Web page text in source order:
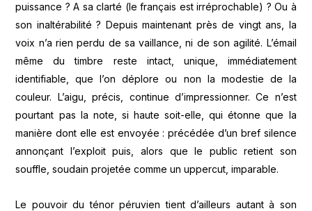
puissance ? A sa clarté (le français est irréprochable) ? Ou à
son inaltérabilité ? Depuis maintenant près de vingt ans, la
voix n’a rien perdu de sa vaillance, ni de son agilité. L’émail
même du timbre reste intact, unique, immédiatement
identifiable, que l’on déplore ou non la modestie de la
couleur. L’aigu, précis, continue d’impressionner. Ce n’est
pourtant pas la note, si haute soit-elle, qui étonne que la
manière dont elle est envoyée : précédée d’un bref silence
annonçant l’exploit puis, alors que le public retient son
souffle, soudain projetée comme un uppercut, imparable.
Le pouvoir du ténor péruvien tient d’ailleurs autant à son